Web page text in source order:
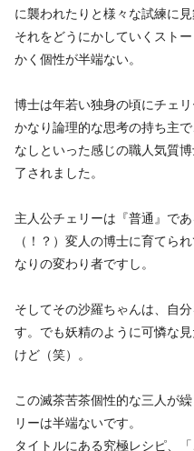
に襲われたりと様々な試練に見
それをどうにかしていくスト
かく個性が半端ない。
博士は年若い独身の頃にチェリ
かなり論理的な思考の持ち主
なしといった感じの職人気質
了されました。
主人公チェリーは『普通』で
（！？）変人の博士に育てら
なりの変わり者ですし。
そしてその沙羅ちゃんは、自
す。でも妖精のように可憐な
けど（笑）。
この滅茶苦茶個性的な三人が
リーは半端ないです。
タイトルにある究極レシピ、